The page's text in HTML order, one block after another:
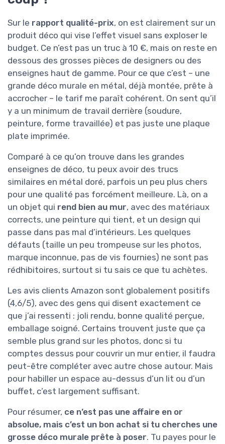
Sur le rapport qualité-prix, on est clairement sur un
produit déco qui vise l’effet visuel sans exploser le
budget. Ce n’est pas un truc à 10 €, mais on reste en
dessous des grosses pièces de designers ou des
enseignes haut de gamme. Pour ce que c’est – une
grande déco murale en métal, déjà montée, prête à
accrocher – le tarif me paraît cohérent. On sent qu’il
y a un minimum de travail derrière (soudure,
peinture, forme travaillée) et pas juste une plaque
plate imprimée.
Comparé à ce qu’on trouve dans les grandes
enseignes de déco, tu peux avoir des trucs
similaires en métal doré, parfois un peu plus chers
pour une qualité pas forcément meilleure. Là, on a
un objet qui rend bien au mur, avec des matériaux
corrects, une peinture qui tient, et un design qui
passe dans pas mal d’intérieurs. Les quelques
défauts (taille un peu trompeuse sur les photos,
marque inconnue, pas de vis fournies) ne sont pas
rédhibitoires, surtout si tu sais ce que tu achètes.
Les avis clients Amazon sont globalement positifs
(4,6/5), avec des gens qui disent exactement ce
que j’ai ressenti : joli rendu, bonne qualité perçue,
emballage soigné. Certains trouvent juste que ça
semble plus grand sur les photos, donc si tu
comptes dessus pour couvrir un mur entier, il faudra
peut-être compléter avec autre chose autour. Mais
pour habiller un espace au-dessus d’un lit ou d’un
buffet, c’est largement suffisant.
Pour résumer, ce n’est pas une affaire en or
absolue, mais c’est un bon achat si tu cherches une
grosse déco murale prête à poser. Tu payes pour le